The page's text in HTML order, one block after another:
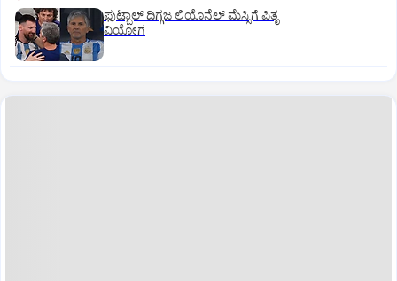
ಫುಟ್ಬಾಲ್ ದಿಗ್ಗಜ ಲಿಯೊನೆಲ್‌ ಮೆಸ್ಸಿಗೆ ಪಿತೃ
ವಿಯೋಗ